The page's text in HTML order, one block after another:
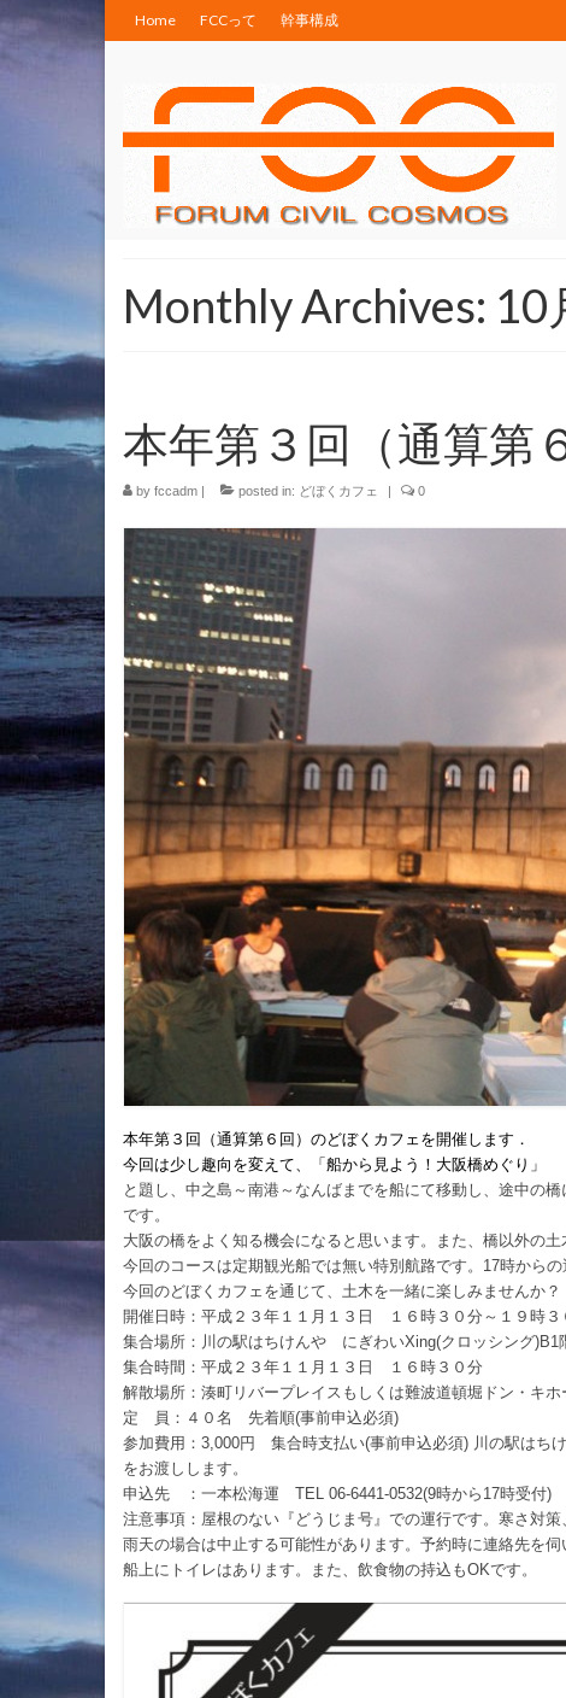
Home FCCって 幹事構成
Monthly Archives: 10
本年第３回（通算第
by fccadm posted in: どぼくカフェ 0
本年第３回（通算第６回）のどぼくカフェを開催します．
今回は少し趣向を変えて、「船から見よう！大阪橋めぐり」
と題し、中之島～南港～なんばまでを船にて移動し、途中の
です。
大阪の橋をよく知る機会になると思います。また、橋以外の
今回のコースは定期観光船では無い特別航路です。 17時から
今回のどぼくカフェを通じて、土木を一緒に楽しみませんか？
開催日時：平成２３年１１月１３日 １６時３０分～１９時３
集合場所：川の駅はちけんや にぎわいXing(クロッシング)B1
集合時間：平成２３年１１月１３日 １６時３０分
解散場所：湊町リバープレイスもしくは難波道頓堀ドン・キホ
定 員：４０名 先着順(事前申込必須)
参加費用： 3,000円 集合時支払い(事前申込必須) 川の駅はち
をお渡しします。
申込先 ：一本松海運 TEL 06-6441-0532(9時から 17時受付)
注意事項：屋根のない『どうじま号』での運行です。寒さ対策
雨天の場合は中止する可能性があります。予約時に連絡先を
船上にトイレはあります。また、飲食物の持込もOKです。